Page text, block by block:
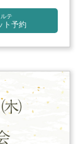
テ
ト予約